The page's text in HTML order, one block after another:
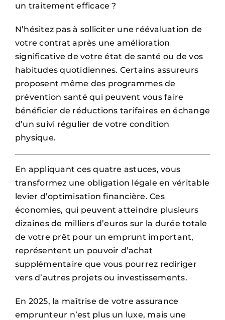
un traitement efficace ?
N’hésitez pas à solliciter une réévaluation de
votre contrat après une amélioration
significative de votre état de santé ou de vos
habitudes quotidiennes. Certains assureurs
proposent même des programmes de
prévention santé qui peuvent vous faire
bénéficier de réductions tarifaires en échange
d’un suivi régulier de votre condition
physique.
En appliquant ces quatre astuces, vous
transformez une obligation légale en véritable
levier d’optimisation financière. Ces
économies, qui peuvent atteindre plusieurs
dizaines de milliers d’euros sur la durée totale
de votre prêt pour un emprunt important,
représentent un pouvoir d’achat
supplémentaire que vous pourrez rediriger
vers d’autres projets ou investissements.
En 2025, la maîtrise de votre assurance
emprunteur n’est plus un luxe, mais une